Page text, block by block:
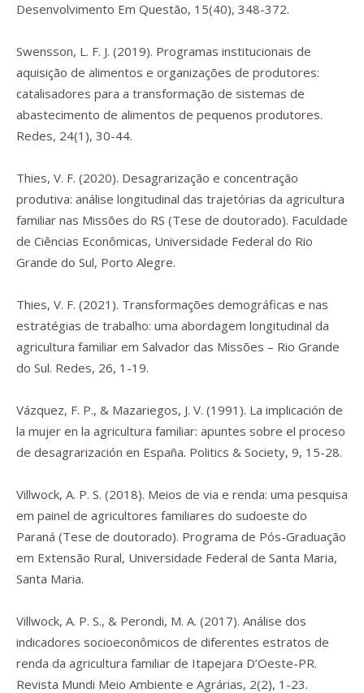
Desenvolvimento Em Questão, 15(40), 348-372.
Swensson, L. F. J. (2019). Programas institucionais de
aquisição de alimentos e organizações de produtores:
catalisadores para a transformação de sistemas de
abastecimento de alimentos de pequenos produtores.
Redes, 24(1), 30-44.
Thies, V. F. (2020). Desagrarização e concentração
produtiva: análise longitudinal das trajetórias da agricultura
familiar nas Missões do RS (Tese de doutorado). Faculdade
de Ciências Econômicas, Universidade Federal do Rio
Grande do Sul, Porto Alegre.
Thies, V. F. (2021). Transformações demográficas e nas
estratégias de trabalho: uma abordagem longitudinal da
agricultura familiar em Salvador das Missões – Rio Grande
do Sul. Redes, 26, 1-19.
Vázquez, F. P., & Mazariegos, J. V. (1991). La implicación de
la mujer en la agricultura familiar: apuntes sobre el proceso
de desagrarización en España. Politics & Society, 9, 15-28.
Villwock, A. P. S. (2018). Meios de via e renda: uma pesquisa
em painel de agricultores familiares do sudoeste do
Paraná (Tese de doutorado). Programa de Pós-Graduação
em Extensão Rural, Universidade Federal de Santa Maria,
Santa Maria.
Villwock, A. P. S., & Perondi, M. A. (2017). Análise dos
indicadores socioeconômicos de diferentes estratos de
renda da agricultura familiar de Itapejara D’Oeste-PR.
Revista Mundi Meio Ambiente e Agrárias, 2(2), 1-23.